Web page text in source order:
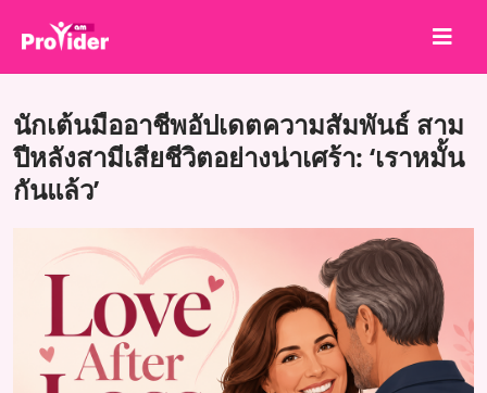
เกี่ยวกับเรา
เข้าสู่ระบบ
สมัครสมาชิก
บริการ
ข้อตกลง
บล็อก
นักเต้นมืออาชีพอัปเดตความสัมพันธ์ สาม
ปีหลังสามีเสียชีวิตอย่างน่าเศร้า: ‘เราหมั้น
กันแล้ว’